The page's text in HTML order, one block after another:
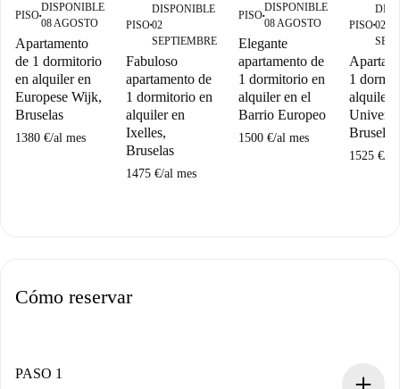
PISO■
DISPONIBLE
08 AGOSTO
Apartamento
de 1 dormitorio
en alquiler en
Europese Wijk,
Bruselas
1380 €/al mes
PISO■
DISPONIBLE
02
SEPTIEMBRE
Fabuloso
apartamento de
1 dormitorio en
alquiler en
Ixelles,
Bruselas
1475 €/al mes
PISO■
DISPONIBLE
08 AGOSTO
Elegante
apartamento de
1 dormitorio en
alquiler en el
Barrio Europeo
1500 €/al mes
PISO■02
1
alquiler
Bruselas.
1525 €/
Cómo reservar
PASO 1